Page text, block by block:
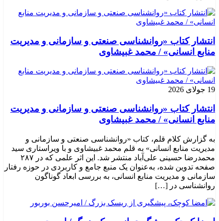
انتشار کتاب «روانشناسی صنعتی و سازمانی و مدیریت
منابع انسانی» / محمد غبیشاوی
19 جولای 2026
انتشار کتاب «روانشناسی صنعتی و سازمانی و مدیریت
منابع انسانی» / محمد غبیشاوی
به گزارش کلام قلم، کتاب «روانشناسی صنعتی و سازمانی و
مدیریت منابع انسانی» به قلم محمد غبیشاوی و با ویراستاری سید
محمدرضا حسینی علی‌آباد منتشر شد. این اثر علمی که در ۲۸۷
صفحه تدوین شده، به‌عنوان یک منبع جامع و کاربردی در حوزه رفتار
سازمانی و مدیریت منابع انسانی، به بررسی ابعاد گوناگون
روانشناسی در […]